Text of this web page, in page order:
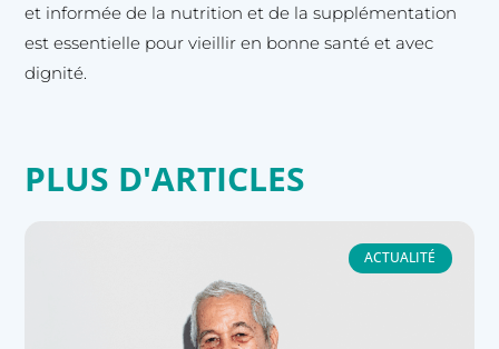
et informée de la nutrition et de la supplémentation
est essentielle pour vieillir en bonne santé et avec
dignité.
PLUS D'ARTICLES
ACTUALITÉ